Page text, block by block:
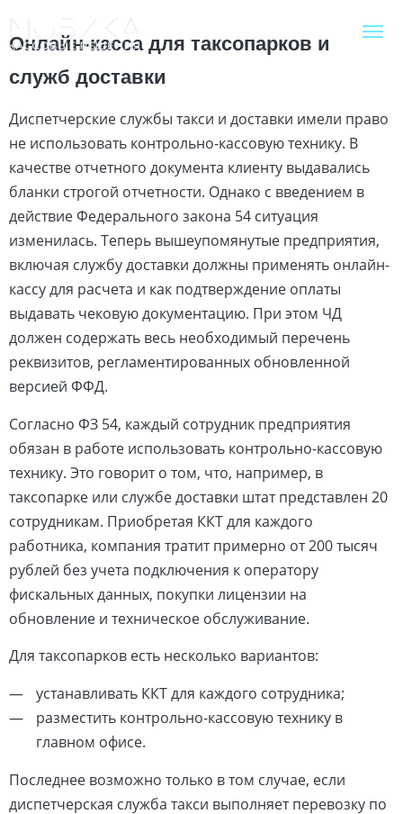
Онлайн-касса для таксопарков и
служб доставки
Диспетчерские службы такси и доставки имели право
не использовать контрольно-кассовую технику. В
качестве отчетного документа клиенту выдавались
бланки строгой отчетности. Однако с введением в
действие Федерального закона 54 ситуация
изменилась. Теперь вышеупомянутые предприятия,
включая службу доставки должны применять онлайн-
кассу для расчета и как подтверждение оплаты
выдавать чековую документацию. При этом ЧД
должен содержать весь необходимый перечень
реквизитов, регламентированных обновленной
версией ФФД.
Согласно ФЗ 54, каждый сотрудник предприятия
обязан в работе использовать контрольно-кассовую
технику. Это говорит о том, что, например, в
таксопарке или службе доставки штат представлен 20
сотрудникам. Приобретая ККТ для каждого
работника, компания тратит примерно от 200 тысяч
рублей без учета подключения к оператору
фискальных данных, покупки лицензии на
обновление и техническое обслуживание.
Для таксопарков есть несколько вариантов:
устанавливать ККТ для каждого сотрудника;
разместить контрольно-кассовую технику в
главном офисе.
Последнее возможно только в том случае, если
диспетчерская служба такси выполняет перевозку по